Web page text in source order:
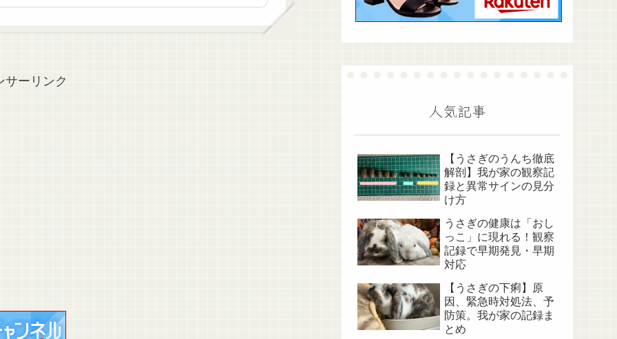
サーリンク
人気記事
【うさぎのうんち徹底
解剖】我が家の観察記
録と異常サインの見分
け方
うさぎの健康は「おし
っこ」に現れる！観察
記録で早期発見・早期
対応
【うさぎの下痢】原
因、緊急時対処法、予
防策。我が家の記録ま
とめ